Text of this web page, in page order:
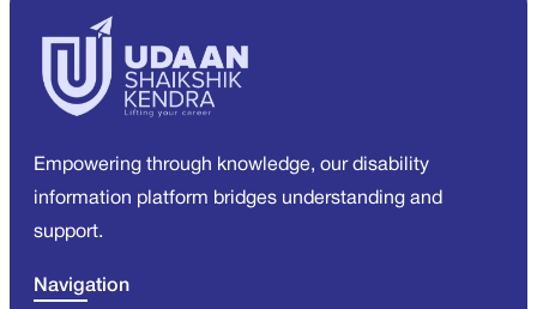
Empowering through knowledge, our disability
information platform bridges understanding and
support.
Navigation